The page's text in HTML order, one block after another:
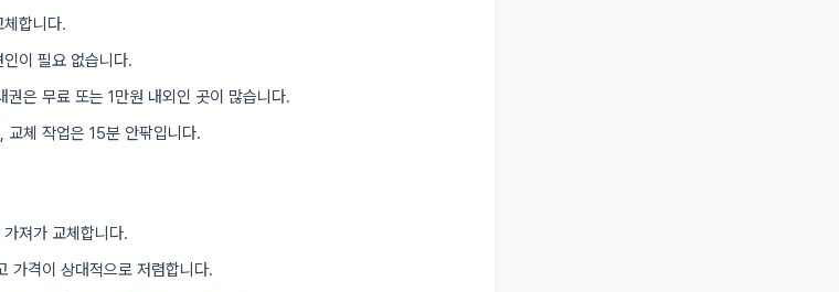
합니다.
이 필요 없습니다.
은 무료 또는 1만원 내외인 곳이 많습니다.
체 작업은 15분 안팎입니다.
져가 교체합니다.
가격이 상대적으로 저렴합니다.